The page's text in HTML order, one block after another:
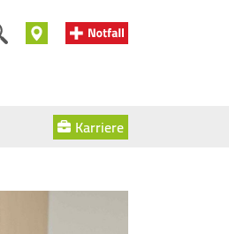
Karriere